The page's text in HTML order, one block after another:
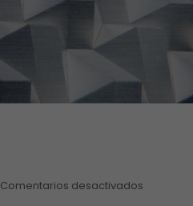
Comentarios desactivados